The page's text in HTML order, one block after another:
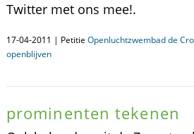
Twitter met ons mee!.
17-04-2011 | Petitie Openluchtzwembad de
openblijven
prominenten tekenen